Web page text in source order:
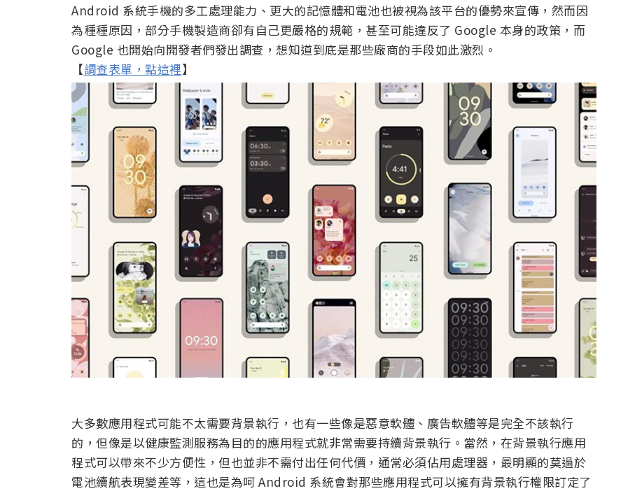
Android 系統手機的多工處理能力、更大的記憶體和電池也被視為該平台的優勢來宣傳，然而因
為種種原因，部分手機製造商卻有自己更嚴格的規範，甚至可能違反了 Google 本身的政策，而
Google 也開始向開發者們發出調查，想知道到底是那些廠商的手段如此激烈。
【調查表單，點這裡】
大多數應用程式可能不太需要背景執行，也有一些像是惡意軟體、廣告軟體等是完全不該執行
的，但像是以健康監測服務為目的的應用程式就非常需要持續背景執行。當然，在背景執行應用
程式可以帶來不少方便性，但也並非不需付出任何代價，通常必須佔用處理器，最明顯的莫過於
電池續航表現變差等，這也是為呵 Android 系統會對那些應用程式可以擁有背景執行權限訂定了